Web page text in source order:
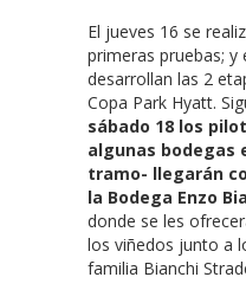
El jueves 16 se
primeras pruebas; y
desarrollan las 2
Copa Park Hyatt.
sábado 18 los
algunas bodegas
tramo- llegarán
la Bodega Enzo
donde se les
los viñedos junto a
familia Bianchi